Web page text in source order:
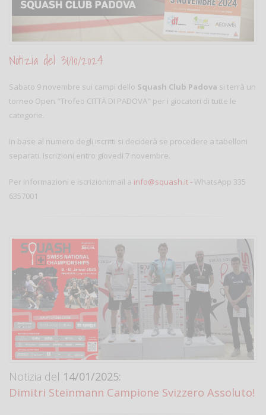
Notizia del 31/10/2024
Sabato 9 novembre sui campi dello Squash Club Padova si terrà un
torneo Open "Trofeo CITTÀ DI PADOVA" per i giocatori di tutte le
categorie.
In base al numero degli iscritti si deciderà se procedere a tabelloni
separati. Iscrizioni entro giovedì 7 novembre.
Per informazioni e iscrizioni:mail a info@squash.it- WhatsApp 335
6357001
Notizia del 14/01/2025:
Dimitri Steinmann Campione Svizzero Assoluto!